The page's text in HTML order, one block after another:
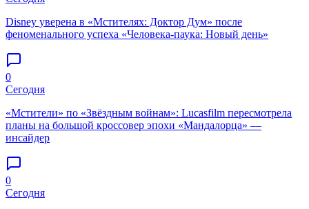
Disney уверена в «Мстителях: Доктор Дум» после
феноменального успеха «Человека-паука: Новый день»
0
Сегодня
«Мстители» по «Звёздным войнам»: Lucasfilm пересмотрела
планы на большой кроссовер эпохи «Мандалорца» —
инсайдер
0
Сегодня